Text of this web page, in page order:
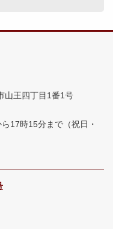
王四丁目1番1号
17時15分まで （祝日・